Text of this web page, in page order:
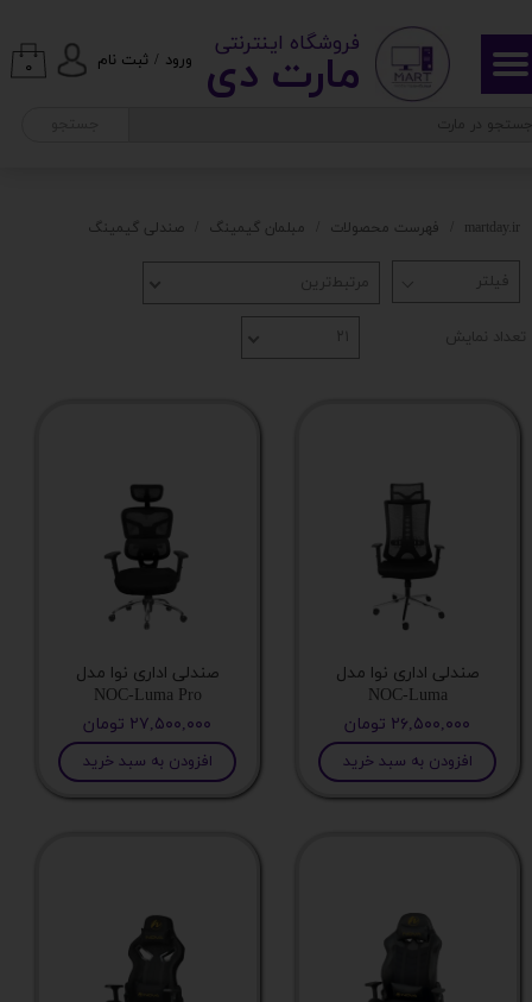
ورود / ثبت نام
حساب کاربری من
تغییر گذر واژه
خروج از حساب کاربری
۰ مارت دی​​​​​​
​ ​فروشگاه اینترنتی
martday.ir فهرست محصولات مبلمان گیمینگ صندلی گیمینگ
مرتبط‌ترین
تعداد نمایش ۲۱
صندلی اداری نوا مدل
NOC-Luma
۲۶,۵۰۰,۰۰۰ تومان
افزودن به سبد خرید
صندلی اداری نوا مدل
NOC-Luma Pro
۲۷,۵۰۰,۰۰۰ تومان
افزودن به سبد خرید